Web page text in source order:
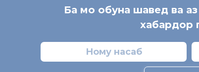
Ба мо обуна шавед ва аз
хабардор